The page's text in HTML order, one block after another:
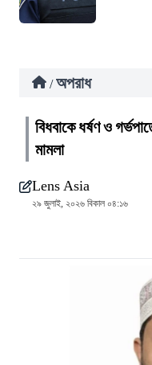
/ অপরাধ
বিধবাকে ধর্ষণ ও
মামলা
Lens Asia
২৯ জুলাই, ২০২৬ বিকাল ০৪:১৬